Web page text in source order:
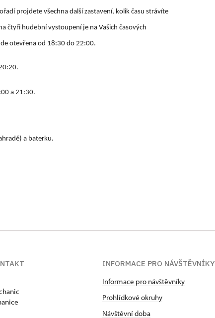
projdete všechna další zastavení, kolik času strávíte
čtyři hudební vystoupení je na Vašich časových
otevřena od 18:30 do 22:00.
a 21:30.
a baterku.
INFORMACE PRO NÁVŠTĚVNÍKY
Informace pro návštěvníky
Prohlídkové okruhy
Návštěvní doba